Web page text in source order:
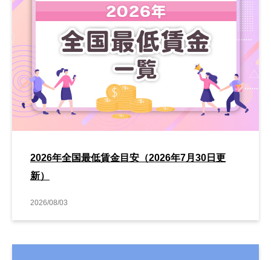
2026年全国最低賃金目安（2026年7月30日更
新）
2026/08/03